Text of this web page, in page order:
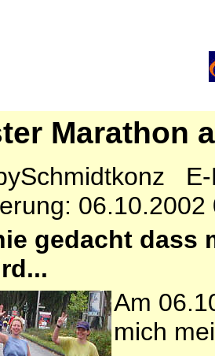
Marathon
06.10.2002
gedacht dass
Am
mich